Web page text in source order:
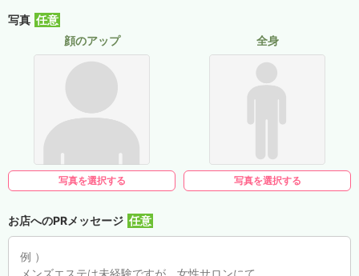
写真
顔のアップ
写真を選択する
全身
写真を選択する
お店へのPRメッセージ